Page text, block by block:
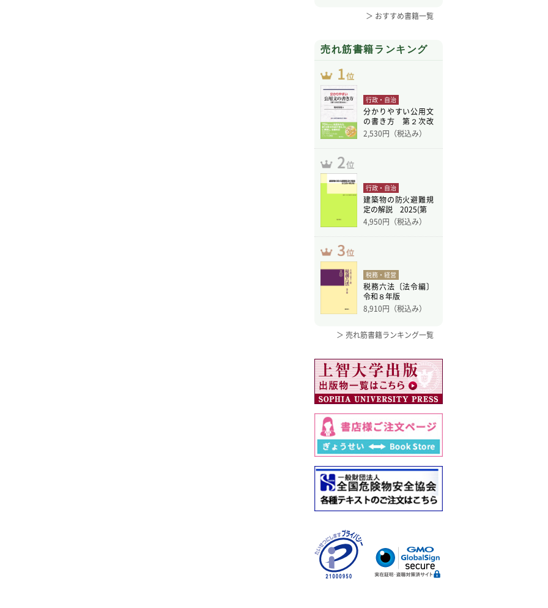
＞ おすすめ書籍一覧
売れ筋書籍ランキング
行政・自治
分かりやすい公用文
の書き方 第２次改
訂版
2,530円（税込み）
行政・自治
建築物の防火避難規
定の解説 2025(第
4,950円（税込み）
税務・経営
税務六法〔法令編〕
令和８年版
8,910円（税込み）
＞ 売れ筋書籍ランキング一覧